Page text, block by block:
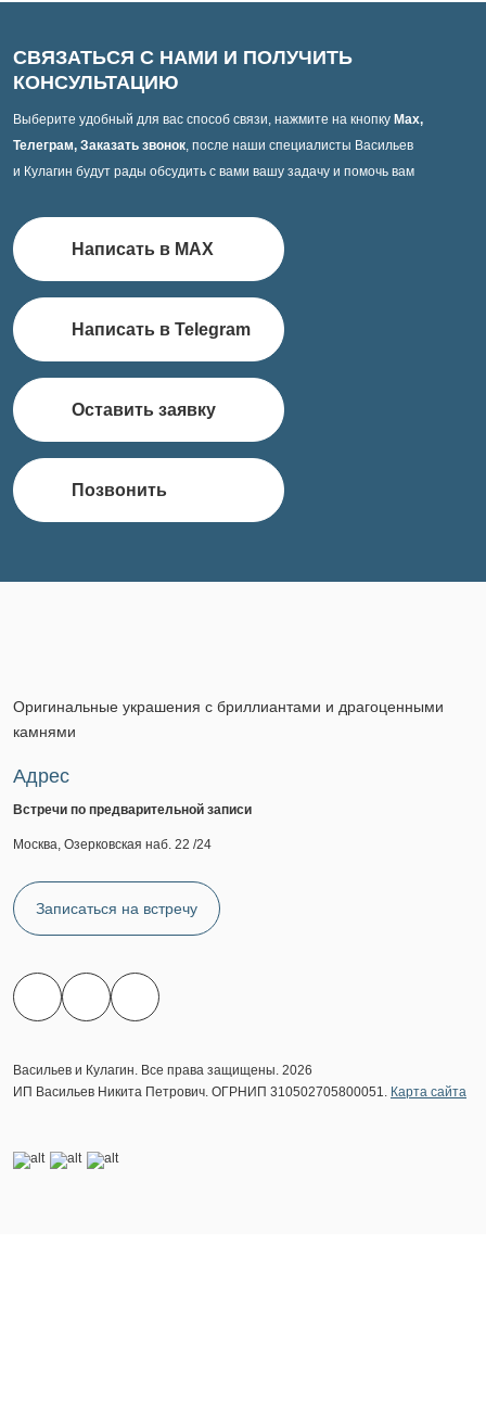
СВЯЗАТЬСЯ С НАМИ И ПОЛУЧИТЬ
КОНСУЛЬТАЦИЮ
Выберите удобный для вас способ связи, нажмите на кнопку Max,
Телеграм, Заказать звонок, после наши специалисты Васильев
и Кулагин будут рады обсудить с вами вашу задачу и помочь вам
Написать в MAX
Написать в Telegram
Оставить заявку
Позвонить
Оригинальные украшения с бриллиантами и драгоценными
камнями
Адрес
Встречи по предварительной записи
Москва, Озерковская наб. 22 /24
Записаться на встречу
Васильев и Кулагин. Все права защищены. 2026
ИП Васильев Никита Петрович. ОГРНИП 310502705800051. Карта сайта